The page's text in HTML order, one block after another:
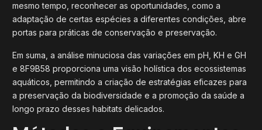
mesmo tempo, reconhecer as oportunidades, como a
adaptação de certas espécies a diferentes condições, abre
portas para práticas de conservação e preservação.
Em suma, a análise minuciosa das variações em pH, KH e GH
e 8F9B58 proporciona uma visão holística dos ecossistemas
aquáticos, permitindo a criação de estratégias eficazes para
a preservação da biodiversidade e a promoção da saúde a
longo prazo desses habitats delicados.